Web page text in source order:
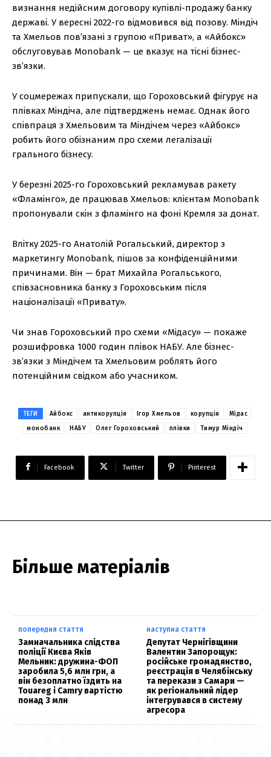
визнання недійсним договору купівлі-продажу банку
державі. У вересні 2022-го відмовився від позову. Міндіч
та Хмельов пов’язані з групою «Приват», а «Айбокс»
обслуговував Monobank — це вказує на тісні бізнес-
зв’язки.
У соцмережах припускали, що Гороховський фігурує на
плівках Міндіча, але підтверджень немає. Однак його
співпраця з Хмельовим та Міндічем через «Айбокс»
робить його обізнаним про схеми легалізації
грального бізнесу.
У березні 2025-го Гороховський рекламував ракету
«Фламінго», де працював Хмельов: клієнтам Monobank
пропонували скін з фламінго на фоні Кремля за донат.
Влітку 2025-го Анатолій Рогальський, директор з
маркетингу Monobank, пішов за конфіденційними
причинами. Він — брат Михайла Рогальського,
співзасновника банку з Гороховським після
націоналізації «Привату».
Чи знав Гороховський про схеми «Мідасу» — покаже
розшифровка 1000 годин плівок НАБУ. Але бізнес-
зв’язки з Міндічем та Хмельовим роблять його
потенційним свідком або учасником.
ТЕГИ Айбокс антикорупція Ігор Хмельов корупція
Мідас
монобанк
НАБУ Олег Гороховський плівки Тимур Міндіч
Facebook Twitter Pinterest
Більше матеріалів
попередня стаття
Замначальника слідства
поліції Києва Яків
Мельник: дружина-ФОП
заробила 5,6 млн грн, а
він безоплатно їздить на
Touareg і Camry вартістю
понад 3 млн
наступна стаття
Депутат Чернігівщини
Валентин Запорощук:
російське громадянство,
реєстрація в Челябінську
та перекази з Самари —
як регіональний лідер
інтегрувався в систему
агресора